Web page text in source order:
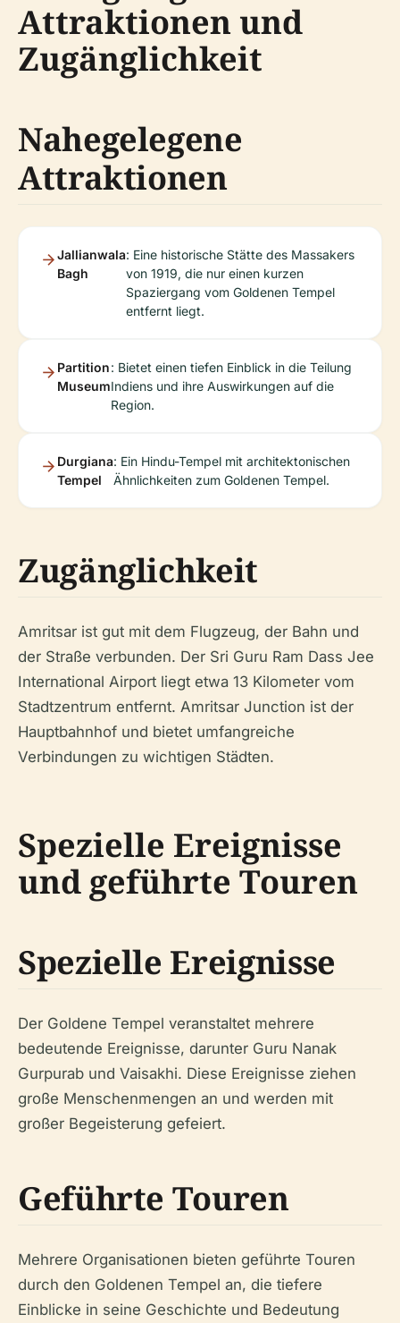
Attraktionen und
Zugänglichkeit
Nahegelegene
Attraktionen
Jallianwala
Bagh
: Eine historische Stätte des Massakers
von 1919, die nur einen kurzen
Spaziergang vom Goldenen Tempel
entfernt liegt.
Partition
Museum
: Bietet einen tiefen Einblick in die Teilung
Indiens und ihre Auswirkungen auf die
Region.
Durgiana
Tempel
: Ein Hindu-Tempel mit architektonischen
Ähnlichkeiten zum Goldenen Tempel.
Zugänglichkeit
Amritsar ist gut mit dem Flugzeug, der Bahn und
der Straße verbunden. Der Sri Guru Ram Dass Jee
International Airport liegt etwa 13 Kilometer vom
Stadtzentrum entfernt. Amritsar Junction ist der
Hauptbahnhof und bietet umfangreiche
Verbindungen zu wichtigen Städten.
Spezielle Ereignisse
und geführte Touren
Spezielle Ereignisse
Der Goldene Tempel veranstaltet mehrere
bedeutende Ereignisse, darunter Guru Nanak
Gurpurab und Vaisakhi. Diese Ereignisse ziehen
große Menschenmengen an und werden mit
großer Begeisterung gefeiert.
Geführte Touren
Mehrere Organisationen bieten geführte Touren
durch den Goldenen Tempel an, die tiefere
Einblicke in seine Geschichte und Bedeutung